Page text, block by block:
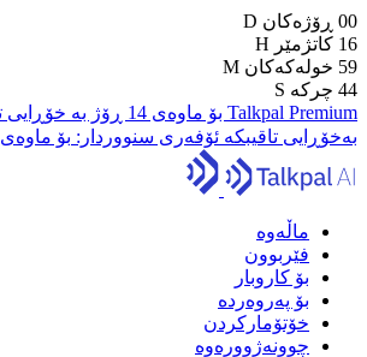
00 ڕۆژەکان D
16 کاتژمێر H
59 خولەکەکان M
43 چرکە S
Talkpal Premium بۆ ماوەی 14 ڕۆژ بە خۆڕایی تاقی بکەوە
بەخۆڕایی تاقیبکە ئۆفەری سنووردار: بۆ ماوەی 2 هەفتە بە خۆڕایی تاقی بکەرەوە
ماڵەوە
فێربوون
بۆ کاروبار
بۆ پەروەردە
خۆتۆمارکردن
چوونەژوورەوە